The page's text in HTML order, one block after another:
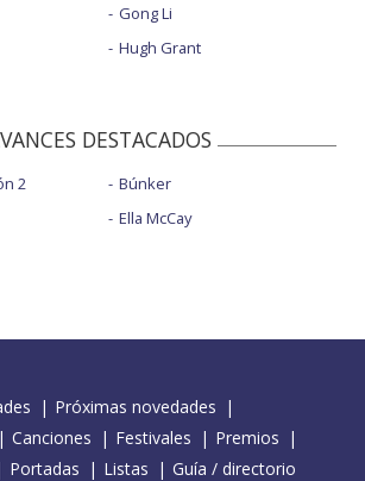
Gong Li
Hugh Grant
DESTACADOS
2
Búnker
Ella McCay
Próximas novedades
Canciones Festivales
Premios
Portadas Listas Guía / directorio